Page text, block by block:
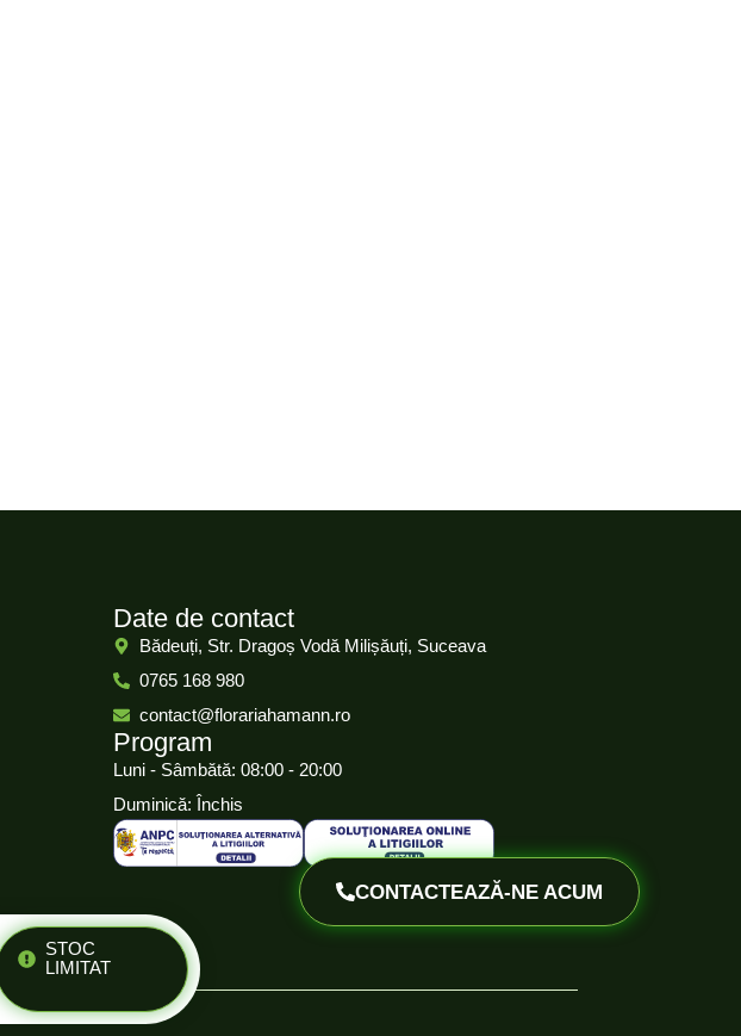
STOC
LIMITAT
Date de contact
Bădeuți, Str. Dragoș Vodă Milișăuți, Suceava
0765 168 980
contact@florariahamann.ro
Program
Luni - Sâmbătă: 08:00 - 20:00
Duminică: Închis
CONTACTEAZĂ-NE ACUM